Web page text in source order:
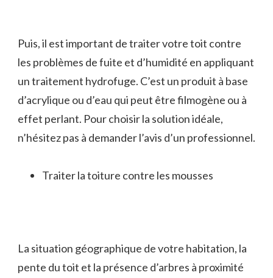
Puis, il est important de traiter votre toit contre
les problèmes de fuite et d’humidité en appliquant
un traitement hydrofuge. C’est un produit à base
d’acrylique ou d’eau qui peut être filmogène ou à
effet perlant. Pour choisir la solution idéale,
n’hésitez pas à demander l’avis d’un professionnel.
Traiter la toiture contre les mousses
La situation géographique de votre habitation, la
pente du toit et la présence d’arbres à proximité